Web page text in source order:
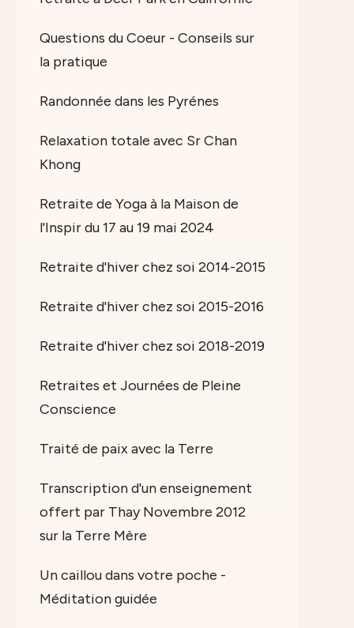
Questions du Coeur - Conseils sur
la pratique
Randonnée dans les Pyrénes
Relaxation totale avec Sr Chan
Khong
Retraite de Yoga à la Maison de
l'Inspir du 17 au 19 mai 2024
Retraite d'hiver chez soi 2014-2015
Retraite d'hiver chez soi 2015-2016
Retraite d'hiver chez soi 2018-2019
Retraites et Journées de Pleine
Conscience
Traité de paix avec la Terre
Transcription d'un enseignement
offert par Thay Novembre 2012
sur la Terre Mère
Un caillou dans votre poche -
Méditation guidée